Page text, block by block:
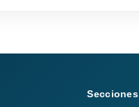
Secciones